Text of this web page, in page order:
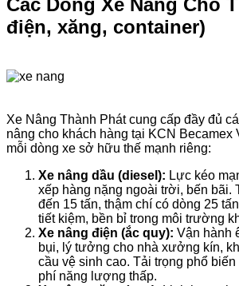
điện, xăng, container)
Xe Nâng Thành Phát cung cấp đầy đủ
nâng cho khách hàng tại KCN Becamex
mỗi dòng xe sở hữu thế mạnh riêng:
Xe nâng dầu (diesel): Lực kéo
xếp hàng nặng ngoài trời, bến bãi.
đến 15 tấn, thậm chí có dòng 25
tiết kiệm, bền bỉ trong môi trường
Xe nâng điện (ắc quy): Vận hành
bụi, lý tưởng cho nhà xưởng kín,
cầu vệ sinh cao. Tải trọng phổ biến
phí năng lượng thấp.